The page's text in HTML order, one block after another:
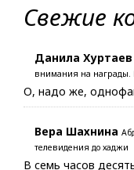
Свежие
Данила Хуртаев
внимания на награды.
О, надо же,
Вера Шахнина
телевидения до хаджи
В семь часов